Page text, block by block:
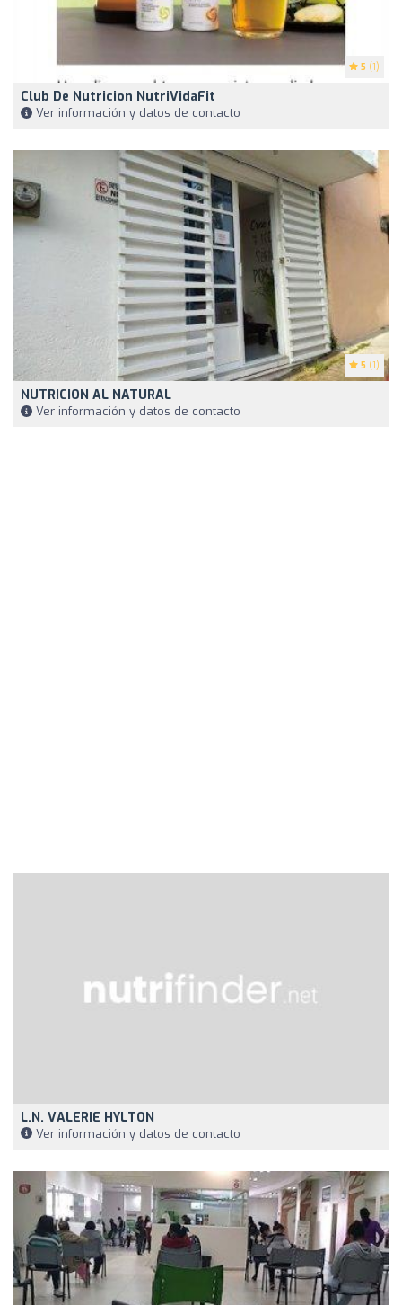
5 (1)
Club De Nutricion NutriVidaFit
Ver información y datos de contacto
5 (1)
NUTRICION AL NATURAL
Ver información y datos de contacto
L.N. VALERIE HYLTON
Ver información y datos de contacto